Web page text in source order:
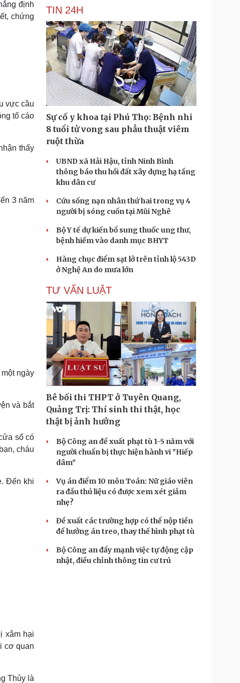
định
chứng
vực cầu
tố cáo
thấy
3 năm
ngày
và bắt
sổ có
cháu
Đến khi
xâm hại
cơ quan
Thủy là
TIN 24H
Sự cố y khoa tại Phú Thọ: Bệnh nhi
8 tuổi tử vong sau phẫu thuật viêm
ruột thừa
UBND xã Hải Hậu, tỉnh Ninh Bình
thông báo thu hồi đất xây dựng hạ tầng
khu dân cư
Cứu sống nạn nhân thứ hai trong vụ 4
người bị sóng cuốn tại Mũi Nghê
Bộ Y tế dự kiến bổ sung thuốc ung thư,
bệnh hiếm vào danh mục BHYT
Hàng chục điểm sạt lở trên tỉnh lộ 543D
ở Nghệ An do mưa lớn
TƯ VẤN LUẬT
Bê bối thi THPT ở Tuyên Quang,
Quảng Trị: Thí sinh thi thật, học
thật bị ảnh hưởng
Bộ Công an đề xuất phạt tù 1-5 năm với
người chuẩn bị thực hiện hành vi "Hiếp
dâm"
Vụ án điểm 10 môn Toán: Nữ giáo viên
ra đầu thú liệu có được xem xét giảm
nhẹ?
Đề xuất các trường hợp có thể nộp tiền
để hưởng án treo, thay thế hình phạt tù
Bộ Công an đẩy mạnh việc tự động cập
nhật, điều chỉnh thông tin cư trú